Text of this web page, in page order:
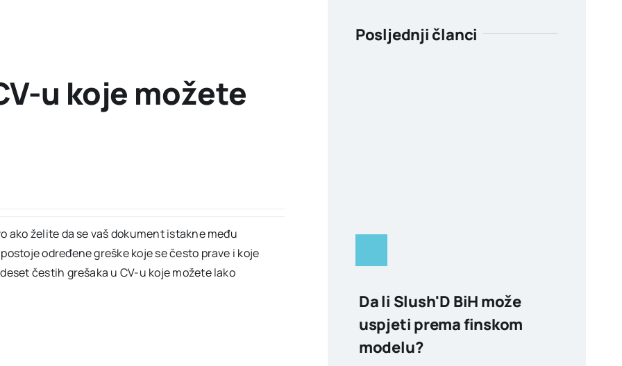
u koje možete
ako želite da se vaš dokument istakne među
određene greške koje se često prave i koje
čestih grešaka u CV-u koje možete lako
Posljednji članci
Da li Slush'D BiH može
uspjeti prema finskom
modelu?